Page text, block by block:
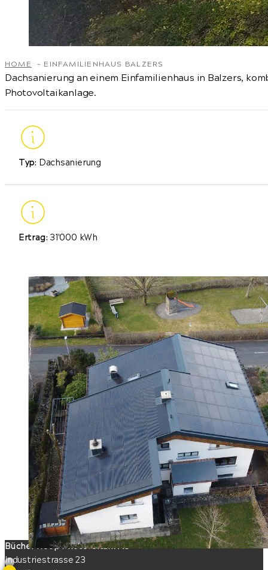
HOME EINFAMILIENHAUS BALZERS
Dachsanierung an einem Einfamilienhaus in Balzers,
Photovoltaikanlage.
Typ: Dachsanierung
Ertrag: 31'000 kWh
Büchel-Hoop Photovoltaik AG
Industriestrasse 23